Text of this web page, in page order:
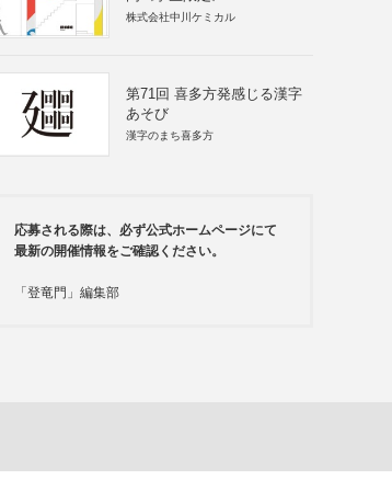
株式会社中川ケミカル
第71回 喜多方発感じる漢字
あそび
漢字のまち喜多方
応募される際は、必ず公式ホームページにて
最新の開催情報をご確認ください。
「登竜門」編集部